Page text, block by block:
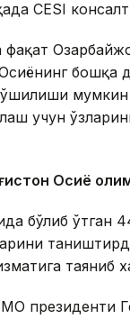
CESI
фақат
бошқа
мумкин
учун
Осиё
бўлиб ўтган
таяниб
МОҚ